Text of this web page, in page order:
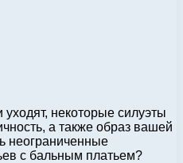
некоторые силуэты
а также образ вашей
неограниченные
с бальным платьем?